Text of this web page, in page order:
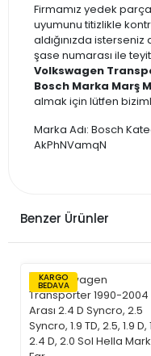
Firmamız yedek parça
uyumunu titizlikle
aldığınızda isterseniz
şase numarası ile
Volkswagen
Bosch Marka Marş
almak için lütfen
Marka Adı: Bosch
AkPhNVamqN
Benzer Ürünler
KARGO
BEDAVA